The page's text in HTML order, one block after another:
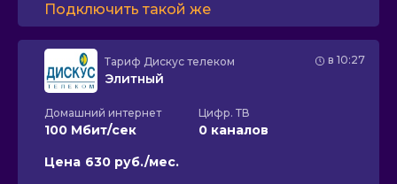
Подключить такой же
в 10:27
Тариф Дискус телеком
Элитный
Домашний интернет
100 Мбит/сек
Цифр. ТВ
0 каналов
Цена 630 руб./мес.